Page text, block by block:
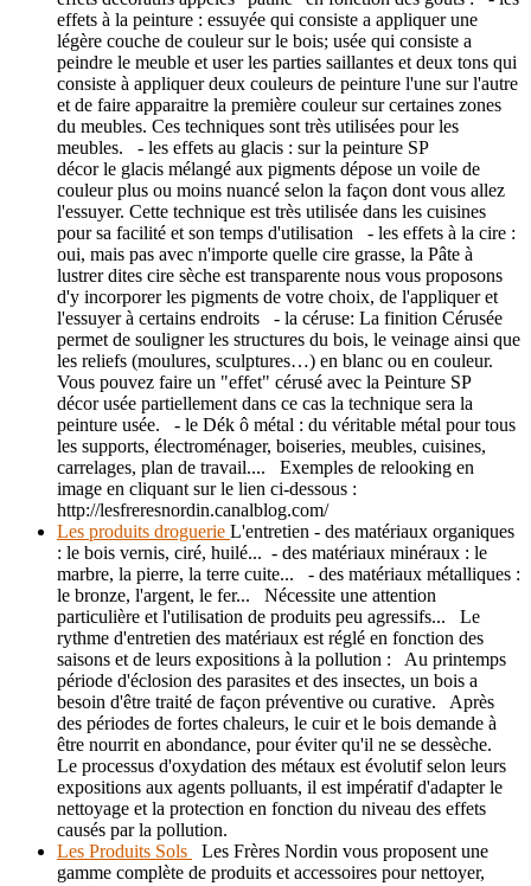
effets à la peinture : essuyée qui consiste a appliquer une
légère couche de couleur sur le bois; usée qui consiste a
peindre le meuble et user les parties saillantes et deux tons qui
consiste à appliquer deux couleurs de peinture l'une sur l'autre
et de faire apparaitre la première couleur sur certaines zones
du meubles. Ces techniques sont très utilisées pour les
meubles. - les effets au glacis : sur la peinture SP
décor le glacis mélangé aux pigments dépose un voile de
couleur plus ou moins nuancé selon la façon dont vous allez
l'essuyer. Cette technique est très utilisée dans les cuisines
pour sa facilité et son temps d'utilisation - les effets à la cire :
oui, mais pas avec n'importe quelle cire grasse, la Pâte à
lustrer dites cire sèche est transparente nous vous proposons
d'y incorporer les pigments de votre choix, de l'appliquer et
l'essuyer à certains endroits - la céruse: La finition Cérusée
permet de souligner les structures du bois, le veinage ainsi que
les reliefs (moulures, sculptures…) en blanc ou en couleur.
Vous pouvez faire un "effet" cérusé avec la Peinture SP
décor usée partiellement dans ce cas la technique sera la
peinture usée. - le Dék ô métal : du véritable métal pour tous
les supports, électroménager, boiseries, meubles, cuisines,
carrelages, plan de travail.... Exemples de relooking en
image en cliquant sur le lien ci-dessous :
http://lesfreresnordin.canalblog.com/
Les produits droguerie L'entretien - des matériaux organiques
: le bois vernis, ciré, huilé... - des matériaux minéraux : le
marbre, la pierre, la terre cuite... - des matériaux métalliques :
le bronze, l'argent, le fer... Nécessite une attention
particulière et l'utilisation de produits peu agressifs... Le
rythme d'entretien des matériaux est réglé en fonction des
saisons et de leurs expositions à la pollution : Au printemps
période d'éclosion des parasites et des insectes, un bois a
besoin d'être traité de façon préventive ou curative. Après
des périodes de fortes chaleurs, le cuir et le bois demande à
être nourrit en abondance, pour éviter qu'il ne se dessèche.
Le processus d'oxydation des métaux est évolutif selon leurs
expositions aux agents polluants, il est impératif d'adapter le
nettoyage et la protection en fonction du niveau des effets
causés par la pollution.
Les Produits Sols
Les Frères Nordin vous proposent une
gamme complète de produits et accessoires pour nettoyer,